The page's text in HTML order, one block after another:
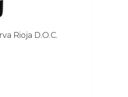
Rioja D.O.C.